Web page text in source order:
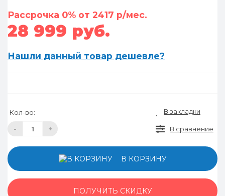
Рассрочка 0% от 2417 р/мес.
28 999 руб.
Нашли данный товар дешевле?
Кол-во:
- +
В закладки
В сравнение
В КОРЗИНУ
ПОЛУЧИТЬ СКИДКУ